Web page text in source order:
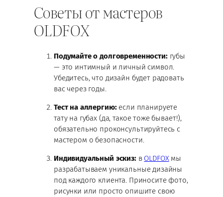
Советы от мастеров
OLDFOX
Подумайте о долговременности:губы
— это интимный и личный символ.
Убедитесь, что дизайн будет радовать
вас через годы.
Тест на аллергию:если планируете
тату на губах (да, такое тоже бывает!),
обязательно проконсультируйтесь с
мастером о безопасности.
Индивидуальный эскиз:в OLDFOXмы
разрабатываем уникальные дизайны
под каждого клиента. Приносите фото,
рисунки или просто опишите свою